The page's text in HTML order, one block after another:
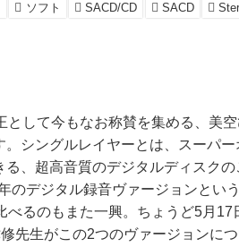
ソフト SACD/CD SACD
として今もなお称賛を集める、美
シングルレイヤーとは、スーパー
、超高音質のデジタルディスク
のデジタル録音ヴァージョンとい
るのもまた一興。ちょうど5月17
先生がこの2つのヴァージョンに